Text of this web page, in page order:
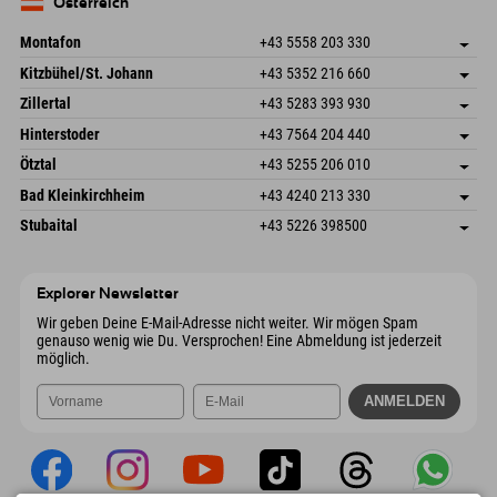
Österreich
Montafon +43 5558 203 330
Dorfstr. 127b
6793 Gaschurn/Montafon
Österreich
Adresse speichern
Anreiseinfos
Buchen
Kitzbühel/St. Johann +43 5352 216 660
Speckbacherstraße 87
Österreich
Adresse speichern
Buchen
Zillertal +43 5283 393 930
Schmiedau 2
6272 Kaltenbach im Zillertal
Österreich
Adresse speichern
Anreiseinfos
Buchen
Hinterstoder +43 7564 204 440
Freizeitpark 10
Österreich
Adresse speichern
Buchen
Ötztal +43 5255 206 010
Gscheat 14
6441 Umhausen
Österreich
Adresse speichern
Anreiseinfos
Buchen
Bad Kleinkirchheim +43 4240 213 330
Dorfstraße 24
Adresse speichern
Stubaital +43 5226 398500
Explorer Newsletter
Wir geben Deine E-Mail-Adresse nicht weiter. Wir mögen Spam
genauso wenig wie Du. Versprochen! Eine Abmeldung ist jederzeit
möglich.